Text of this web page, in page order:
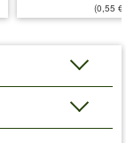
(0,55